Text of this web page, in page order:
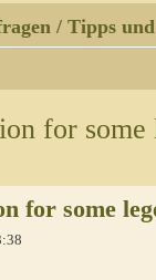
/ Tipps
for some
for some